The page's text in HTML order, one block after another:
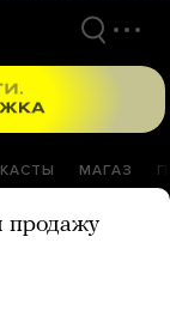
МАГАЗ
продажу